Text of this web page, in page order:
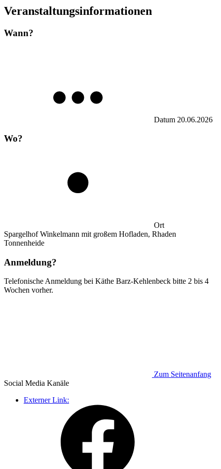
Veranstaltungsinformationen
Wann?
Datum 20.06.2026
Wo?
Ort
Spargelhof Winkelmann mit großem Hofladen, Rhaden
Tonnenheide
Anmeldung?
Telefonische Anmeldung bei Käthe Barz-Kehlenbeck bitte 2 bis 4
Wochen vorher.
Zum Seitenanfang
Social Media Kanäle
Externer Link: